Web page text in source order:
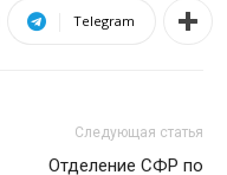
Telegram
Следующая статья
Отделение СФР по